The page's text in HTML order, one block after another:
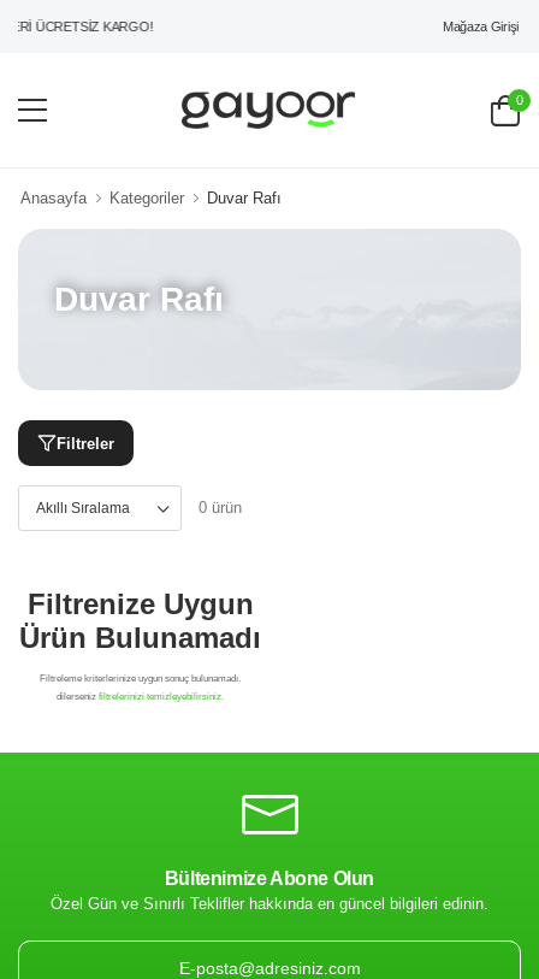
ÜCRETSİZ KARGO! Mağaza Girişi
0
Anasayfa Kategoriler Duvar Rafı
Duvar Rafı
Filtreler
0 ürün
Bültenimize Abone Olun
Özel Gün ve Sınırlı Teklifler hakkında en güncel bilgileri edinin.